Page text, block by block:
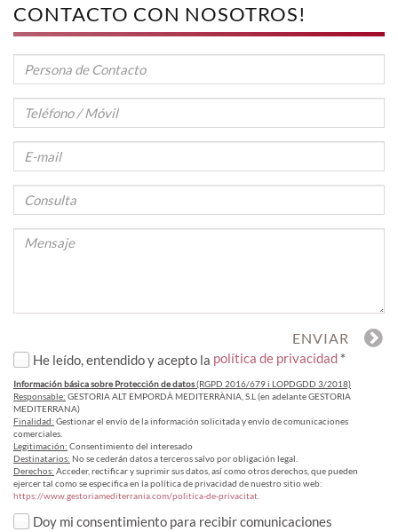
CONTACTO CON NOSOTROS!
He leído, entendido y acepto la política de privacidad *
Información básica sobre Protección de datos(RGPD 2016/679 i LOPDGDD 3/2018)
Responsable: GESTORIA ALT EMPORDÀ MEDITERRÀNIA, S.L (en adelante GESTORIA
MEDITERRANA)
Finalidad: Gestionar el envío de la información solicitada y envío de comunicaciones
comerciales.
Legitimación: Consentimiento del interesado
Destinatarios: No se cederán datos a terceros salvo por obligación legal.
Derechos: Acceder, rectificar y suprimir sus datos, así como otros derechos, que pueden
ejercer tal como se especifica en la política de privacidad de nuestro sitio web:
https://www.gestoriamediterrania.com/politica-de-privacitat
Doy mi consentimiento para recibir comunicaciones